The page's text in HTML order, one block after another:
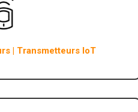
| Transmetteurs IoT